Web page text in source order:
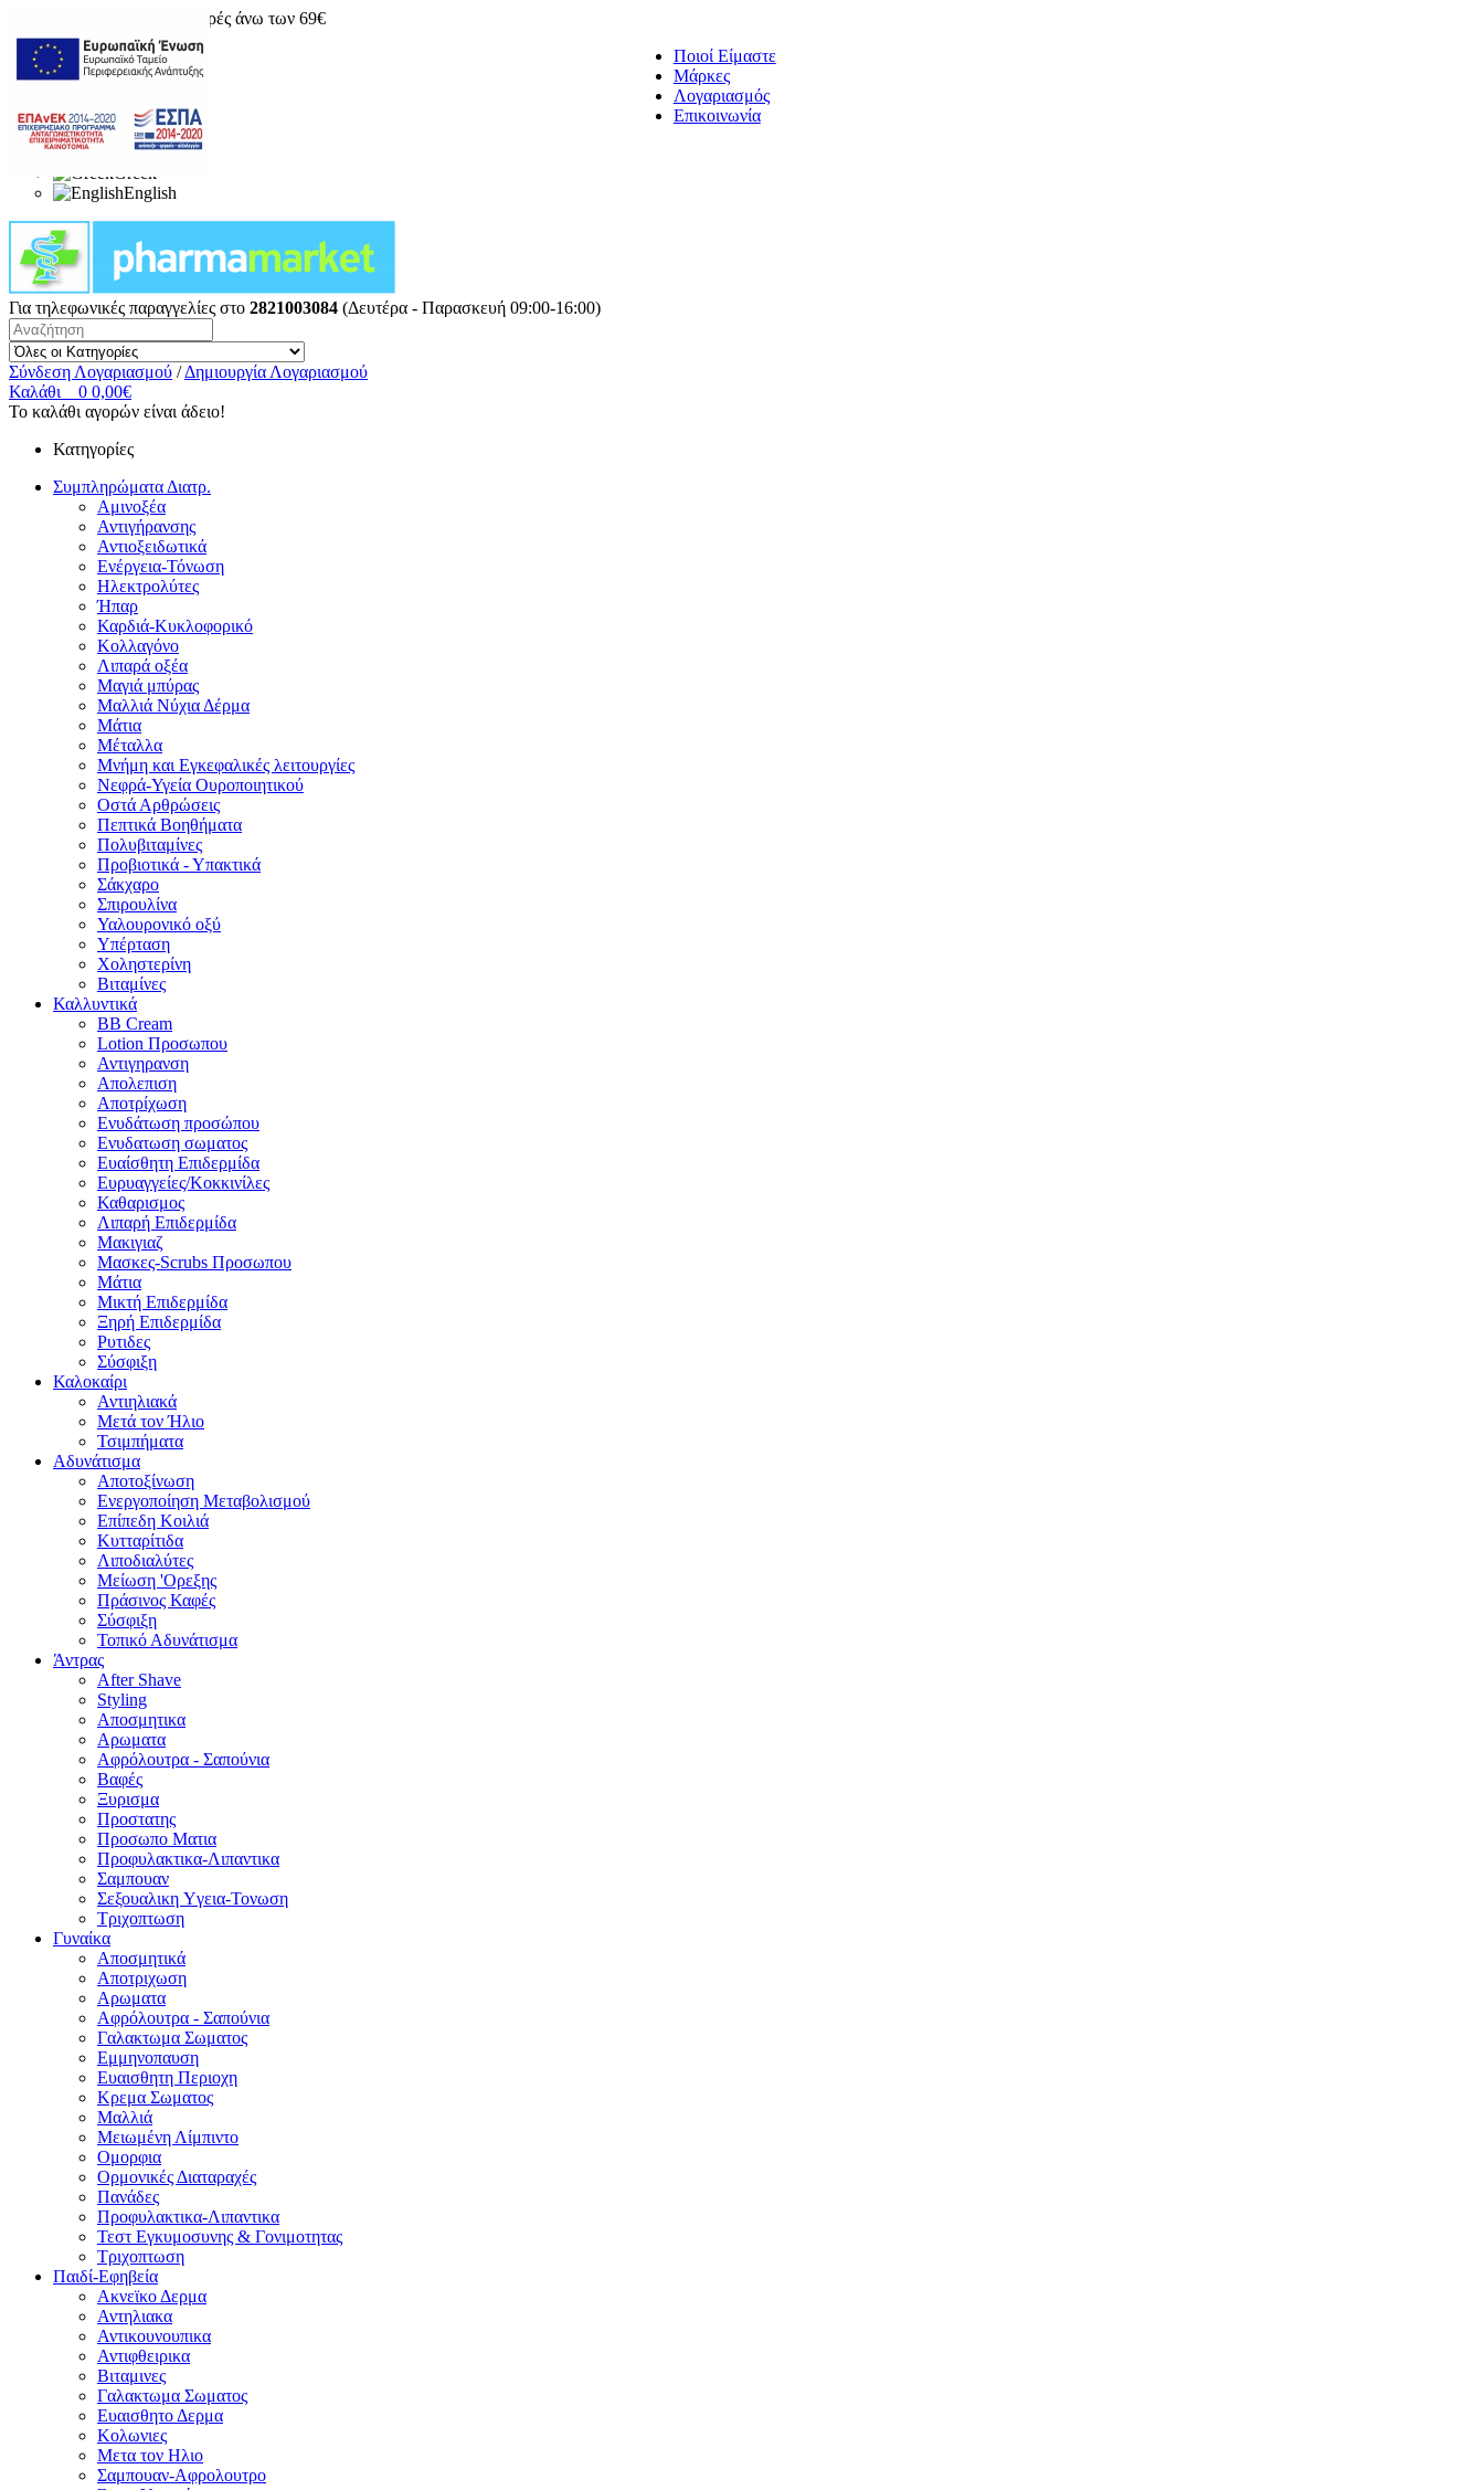
Δωρεάν μεταφορικά για αγορές άνω των 69€
Ποιοί Είμαστε
Μάρκες
Λογαριασμός
Επικοινωνία
Greek
English
Για τηλεφωνικές παραγγελίες στο 2821003084 (Δευτέρα - Παρασκευή 09:00-16:00)
Σύνδεση Λογαριασμού / Δημιουργία Λογαριασμού
Καλάθι
0 0,00€
Το καλάθι αγορών είναι άδειο!
Κατηγορίες
Συμπληρώματα Διατρ.
Αμινοξέα
Αντιγήρανσης
Αντιοξειδωτικά
Ενέργεια-Τόνωση
Ηλεκτρολύτες
Ήπαρ
Καρδιά-Κυκλοφορικό
Κολλαγόνο
Λιπαρά οξέα
Μαγιά μπύρας
Μαλλιά Νύχια Δέρμα
Μάτια
Μέταλλα
Μνήμη και Εγκεφαλικές λειτουργίες
Νεφρά-Υγεία Ουροποιητικού
Οστά Αρθρώσεις
Πεπτικά Βοηθήματα
Πολυβιταμίνες
Προβιοτικά - Υπακτικά
Σάκχαρο
Σπιρουλίνα
Υαλουρονικό οξύ
Υπέρταση
Χοληστερίνη
Βιταμίνες
Καλλυντικά
BB Cream
Lotion Προσωπου
Αντιγηρανση
Απολεπιση
Αποτρίχωση
Ενυδάτωση προσώπου
Ενυδατωση σωματος
Ευαίσθητη Επιδερμίδα
Ευρυαγγείες/Κοκκινίλες
Καθαρισμος
Λιπαρή Επιδερμίδα
Μακιγιαζ
Μασκες-Scrubs Προσωπου
Μάτια
Μικτή Επιδερμίδα
Ξηρή Επιδερμίδα
Ρυτιδες
Σύσφιξη
Καλοκαίρι
Αντιηλιακά
Μετά τον Ήλιο
Τσιμπήματα
Αδυνάτισμα
Αποτοξίνωση
Ενεργοποίηση Μεταβολισμού
Επίπεδη Κοιλιά
Κυτταρίτιδα
Λιποδιαλύτες
Μείωση 'Ορεξης
Πράσινος Καφές
Σύσφιξη
Τοπικό Αδυνάτισμα
Άντρας
After Shave
Styling
Αποσμητικα
Αρωματα
Αφρόλουτρα - Σαπούνια
Βαφές
Ξυρισμα
Προστατης
Προσωπο Ματια
Προφυλακτικα-Λιπαντικα
Σαμπουαν
Σεξουαλικη Yγεια-Τονωση
Τριχοπτωση
Γυναίκα
Αποσμητικά
Αποτριχωση
Αρωματα
Αφρόλουτρα - Σαπούνια
Γαλακτωμα Σωματος
Εμμηνοπαυση
Ευαισθητη Περιοχη
Κρεμα Σωματος
Μαλλιά
Μειωμένη Λίμπιντο
Ομορφια
Ορμονικές Διαταραχές
Πανάδες
Προφυλακτικα-Λιπαντικα
Τεστ Εγκυμοσυνης & Γονιμοτητας
Τριχοπτωση
Παιδί-Εφηβεία
Ακνεϊκο Δερμα
Αντηλιακα
Αντικουνουπικα
Αντιφθειρικα
Βιταμινες
Γαλακτωμα Σωματος
Ευαισθητο Δερμα
Κολωνιες
Μετα τον Ηλιο
Σαμπουαν-Αφρολουτρο